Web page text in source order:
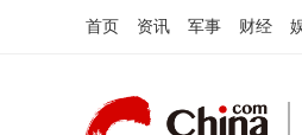
首页 资讯 军事 财经